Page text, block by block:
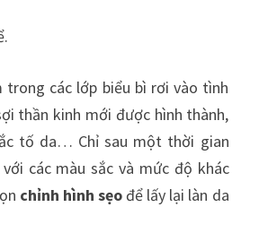
các lớp biểu bì rơi vào tình
thần kinh mới được hình thành,
tố da… Chỉ sau một thời gian
các màu sắc và mức độ khác
chỉnh hình sẹo để lấy lại làn da